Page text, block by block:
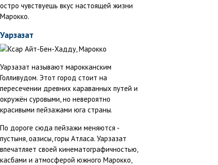
остро чувствуешь вкус настоящей жизни
Марокко.
Уарзазат
Уарзазат называют марокканским
Голливудом. Этот город стоит на
пересечении древних караванных путей и
окружён суровыми, но невероятно
красивыми пейзажами юга страны.
По дороге сюда пейзажи меняются -
пустыня, оазисы, горы Атласа. Уарзазат
впечатляет своей кинематографичностью,
касбами и атмосферой южного Марокко,